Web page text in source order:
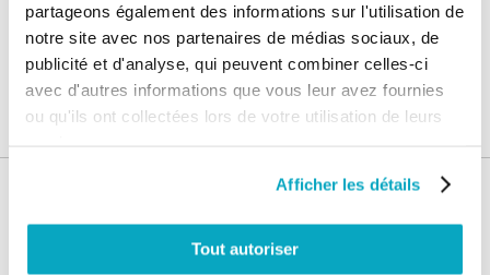
partageons également des informations sur l'utilisation de
notre site avec nos partenaires de médias sociaux, de
publicité et d'analyse, qui peuvent combiner celles-ci
avec d'autres informations que vous leur avez fournies
ou qu'ils ont collectées lors de votre utilisation de leurs
Afficher les détails
Tout autoriser
42,27 €
35,22 € Ajouter au panier
Paiement en